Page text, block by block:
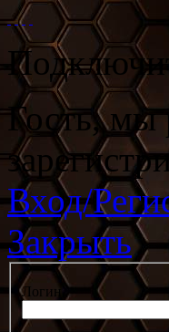
Гость, мы
Вход/
Закрыть
Логин